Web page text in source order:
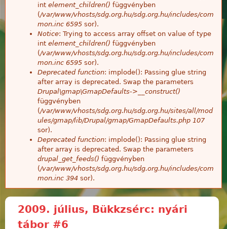
int element_children() függvényben
(/var/www/vhosts/sdg.org.hu/sdg.org.hu/includes/com
mon.inc 6595 sor).
Notice: Trying to access array offset on value of type
int element_children() függvényben
(/var/www/vhosts/sdg.org.hu/sdg.org.hu/includes/com
mon.inc 6595 sor).
Deprecated function: implode(): Passing glue string
after array is deprecated. Swap the parameters
Drupal\gmap\GmapDefaults->__construct()
függvényben
(/var/www/vhosts/sdg.org.hu/sdg.org.hu/sites/all/mod
ules/gmap/lib/Drupal/gmap/GmapDefaults.php 107
sor).
Deprecated function: implode(): Passing glue string
after array is deprecated. Swap the parameters
drupal_get_feeds() függvényben
(/var/www/vhosts/sdg.org.hu/sdg.org.hu/includes/com
mon.inc 394 sor).
2009. július, Bükkzsérc: nyári
tábor #6